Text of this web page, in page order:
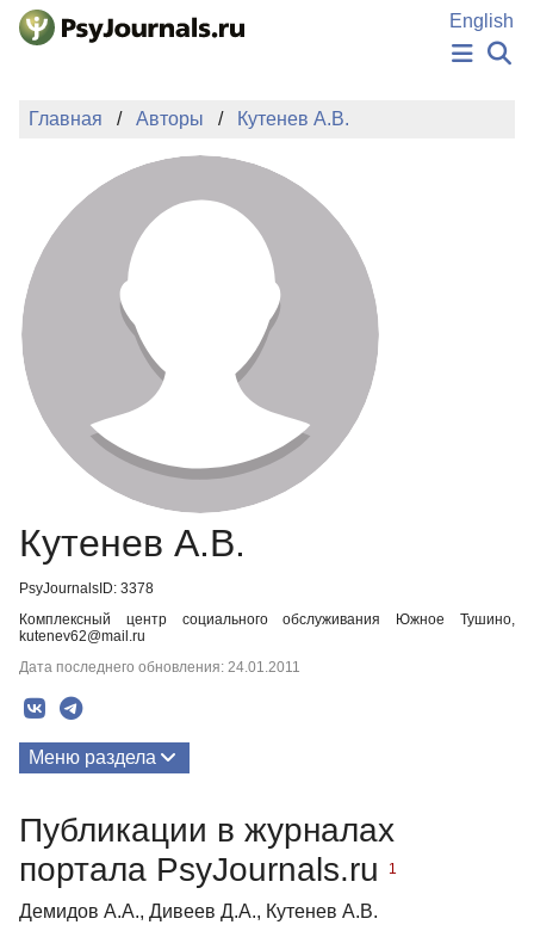
Перейти к основному содержанию
English
НОВОСТИ
АВТОРЫ
ПОДАТЬ РУКОПИСЬ
БАЗА ЗНАНИЙ
КЛЮЧЕВЫЕ СЛОВА
Регистрация
Главная Авторы Кутенев А.В.
Кутенев А.В.
PsyJournalsID: 3378
Комплексный центр социального обслуживания Южное Тушино,
kutenev62@mail.ru
Дата последнего обновления: 24.01.2011
Меню раздела
Публикации в журналах
портала PsyJournals.ru
1
Демидов А.А., Дивеев Д.А., Кутенев А.В.